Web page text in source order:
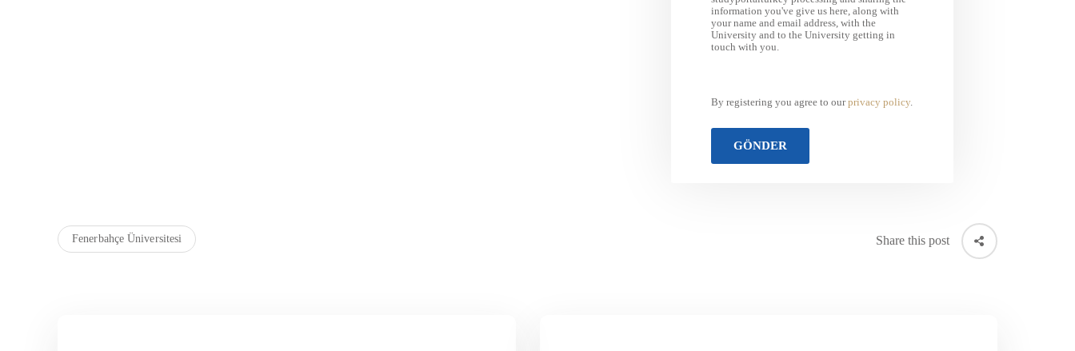
information you've give us here, along with
your name and email address, with the
University and to the University getting in
touch with you.
By registering you agree to ourprivacy policy.
Fenerbahçe Üniversitesi Share this post